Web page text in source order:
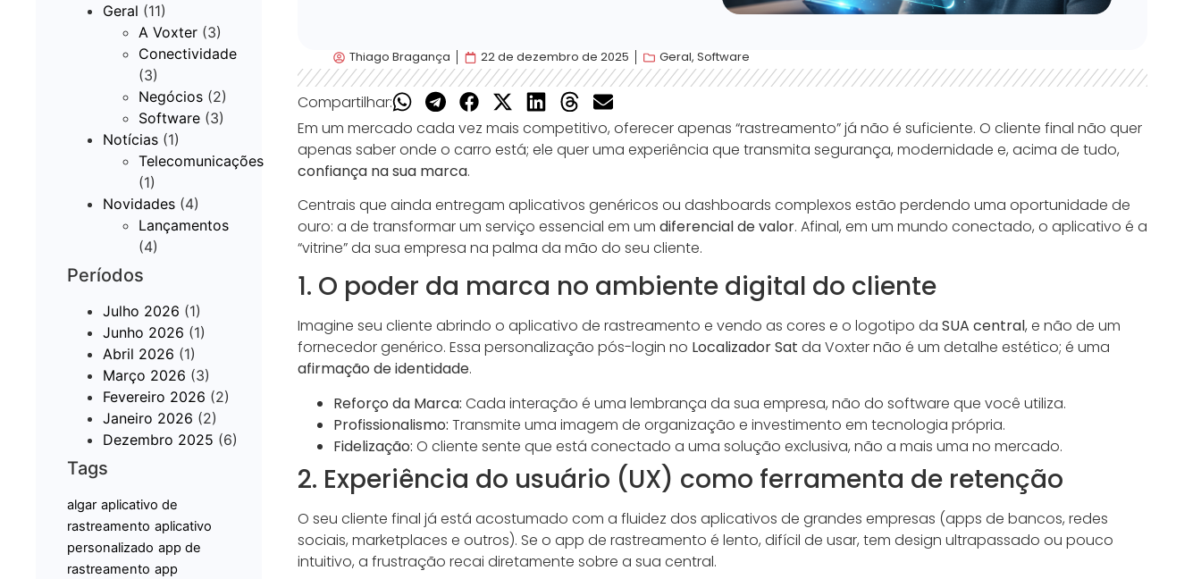
Geral (11)
A Voxter (3)
Conectividade
(3)
Negócios (2)
Software (3)
Notícias (1)
Telecomunicações
(1)
Novidades (4)
Lançamentos
(4)
Períodos
Julho 2026 (1)
Junho 2026 (1)
Abril 2026 (1)
Março 2026 (3)
Fevereiro 2026 (2)
Janeiro 2026 (2)
Dezembro 2025 (6)
Tags
algar aplicativo de
rastreamento aplicativo
personalizado app de
rastreamento app
Thiago Bragança 22 de dezembro de 2025 Geral, Software
Compartilhar:
Em um mercado cada vez mais competitivo, oferecer apenas “rastreamento” já não é suficiente. O cliente final não quer
apenas saber onde o carro está; ele quer uma experiência que transmita segurança, modernidade e, acima de tudo,
confiança na sua marca.
Centrais que ainda entregam aplicativos genéricos ou dashboards complexos estão perdendo uma oportunidade de
ouro: a de transformar um serviço essencial em um diferencial de valor. Afinal, em um mundo conectado, o aplicativo é a
“vitrine” da sua empresa na palma da mão do seu cliente.
1. O poder da marca no ambiente digital do cliente
Imagine seu cliente abrindo o aplicativo de rastreamento e vendo as cores e o logotipo da SUA central, e não de um
fornecedor genérico. Essa personalização pós-login no Localizador Sat da Voxter não é um detalhe estético; é uma
afirmação de identidade.
Reforço da Marca: Cada interação é uma lembrança da sua empresa, não do software que você utiliza.
Profissionalismo: Transmite uma imagem de organização e investimento em tecnologia própria.
Fidelização: O cliente sente que está conectado a uma solução exclusiva, não a mais uma no mercado.
2. Experiência do usuário (UX) como ferramenta de retenção
O seu cliente final já está acostumado com a fluidez dos aplicativos de grandes empresas (apps de bancos, redes
sociais, marketplaces e outros). Se o app de rastreamento é lento, difícil de usar, tem design ultrapassado ou pouco
intuitivo, a frustração recai diretamente sobre a sua central.